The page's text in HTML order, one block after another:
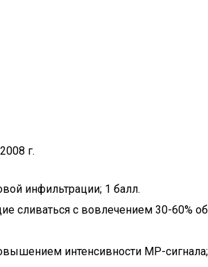
г.
инфильтрации; 1 балл.
сливаться с вовлечением 30-60%
интенсивности МР-